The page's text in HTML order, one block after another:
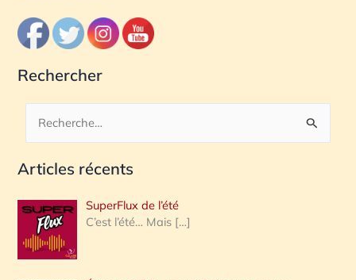
Rechercher
c
e
r
c
Articles récents
SuperFlux de l’été
C’est l’été… Mais […]